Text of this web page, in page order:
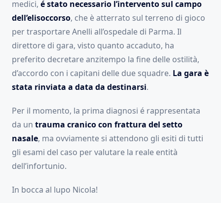
medici, é stato necessario l’intervento sul campo
dell’elisoccorso, che è atterrato sul terreno di gioco
per trasportare Anelli all’ospedale di Parma. Il
direttore di gara, visto quanto accaduto, ha
preferito decretare anzitempo la fine delle ostilità,
d’accordo con i capitani delle due squadre. La gara è
stata rinviata a data da destinarsi.
Per il momento, la prima diagnosi é rappresentata
da un trauma cranico con frattura del setto
nasale, ma ovviamente si attendono gli esiti di tutti
gli esami del caso per valutare la reale entità
dell’infortunio.
In bocca al lupo Nicola!